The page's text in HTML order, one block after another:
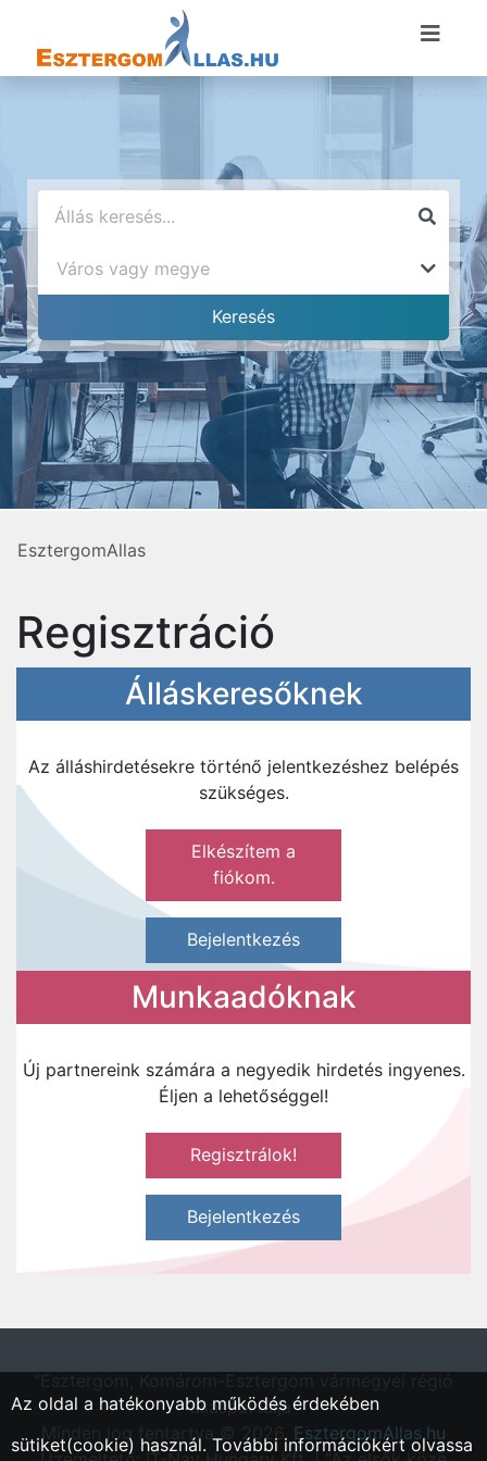
EsztergomAllas
Regisztráció
Álláskeresőknek
Az álláshirdetésekre történő jelentkezéshez belépés
szükséges.
Elkészítem a
fiókom.
Bejelentkezés
Munkaadóknak
Új partnereink számára a negyedik hirdetés ingyenes.
Éljen a lehetőséggel!
Regisztrálok!
Bejelentkezés
állásportálja"
Minden jog fentartva © 2026. EsztergomAllas.hu
Az oldal a hatékonyabb működés érdekében
sütiket(cookie) használ. További információkért olvassa